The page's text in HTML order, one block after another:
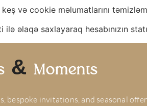
və cookie məlumatlarını
əlaqə saxlayaraq hesabınızın
& Moments
bespoke invitations, and seasonal